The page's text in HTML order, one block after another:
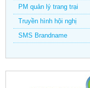
PM quản lý trang trại
Truyền hình hội nghị
SMS Brandname